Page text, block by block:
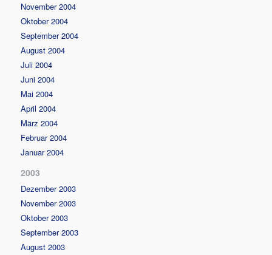
November 2004
Oktober 2004
September 2004
August 2004
Juli 2004
Juni 2004
Mai 2004
April 2004
März 2004
Februar 2004
Januar 2004
2003
Dezember 2003
November 2003
Oktober 2003
September 2003
August 2003